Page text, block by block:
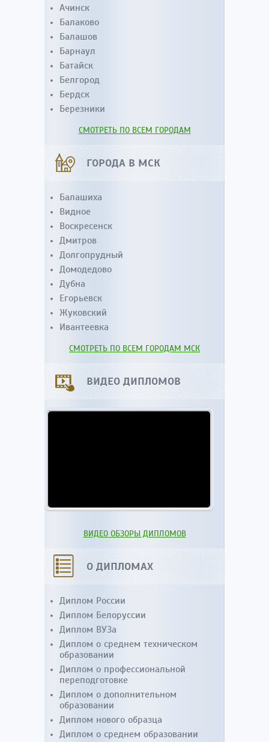
Ачинск
Балаково
Балашов
Барнаул
Батайск
Белгород
Бердск
Березники
СМОТРЕТЬ ПО ВСЕМ ГОРОДАМ
ГОРОДА В МСК
Балашиха
Видное
Воскресенск
Дмитров
Долгопрудный
Домодедово
Дубна
Егорьевск
Жуковский
Ивантеевка
СМОТРЕТЬ ПО ВСЕМ ГОРОДАМ МСК
ВИДЕО ДИПЛОМОВ
ВИДЕО ОБЗОРЫ ДИПЛОМОВ
О ДИПЛОМАХ
Диплом России
Диплом Белоруссии
Диплом ВУЗа
Диплом о среднем техническом
образовании
Диплом о профессиональной
переподготовке
Диплом о дополнительном
образовании
Диплом нового образца
Диплом о среднем образовании